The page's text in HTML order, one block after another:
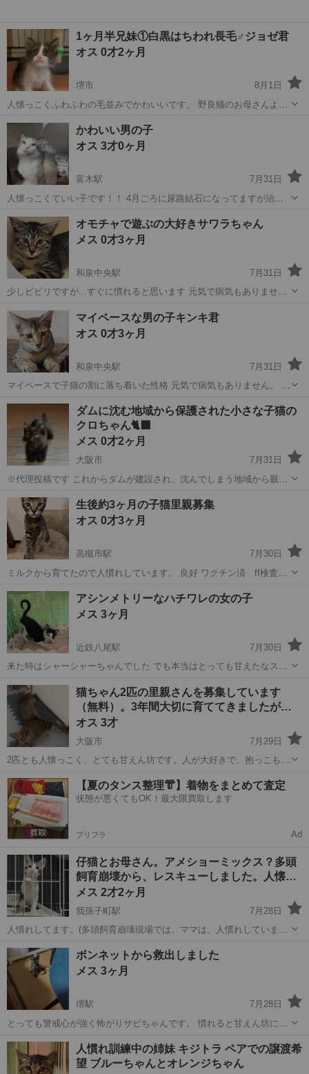
1ヶ月半兄妹①白黒はちわれ長毛♂ジョゼ君
オス 0才2ヶ月
堺市
8月1日
人懐っこくふわふわの毛並みでかわいいです。 野良猫のお母さんより
ちゃんと同じお家希望です。 関係機関に届け出済、飼い主不在確認済
良好 駆虫済 検便済...
大阪 堺市 はちわれ
かわいい男の子
オス 3才0ヶ月
富木駅
7月31日
人懐っこくていい子です！！ 4月ごろに尿路結石になってますが治療
大阪 高石市 男の子
オモチャで遊ぶの大好きサワラちゃん
メス 0才3ヶ月
和泉中央駅
7月31日
少しビビリですが...すぐに慣れると思います 元気で病気もありませ
生虫等駆虫薬済み ※単身者の方、ご高齢の方は保証人となってくださ
る方が必要です 里...
大阪 和泉市 和泉中央駅 猫
マイペースな男の子キンキ君
オス 0才3ヶ月
和泉中央駅
7月31日
マイペースで子猫の割に落ち着いた性格 元気で病気もありません。 ウ
虫薬済み ※単身者の方、ご高齢の方は保証人となってくださる方が必
要です 里親希望者...
大阪 和泉市 和泉中央駅 猫 性格
ダムに沈む地域から保護された小さな子猫の
クロちゃん🐈‍⬛
メス 0才2ヶ月
大阪市
7月31日
※代理投稿です これからダムが建設され、沈んでしまう地域から親子
の猫ちゃんで、兄弟達の里親様は決まっているので、もし親子一緒に
お迎えいただける方がいらっしゃ...
大阪 大阪市 猫 クロちゃん
生後約3ヶ月の子猫里親募集
オス 0才3ヶ月
高槻市駅
7月30日
ミルクから育てたので人慣れしています。 良好 ワクチン済 ff検査
だける方 脱走対策していただける方 家まで連れて行...
大阪 高槻市 猫
アシンメトリーなハチワレの女の子
メス 3ヶ月
近鉄八尾駅
7月30日
来た時はシャーシャーちゃんでした でも本当はとっても甘えたなスリ
エイズ、白血病共に陰性 少食なので華奢ですが 健康状態は問題なく良
好です 8月8日古民家...
大阪 八尾市 近鉄八尾駅 猫 健康状態
猫ちゃん2匹の里親さんを募集しています
（無料）。3年間大切に育ててきましたが、
…
オス 3才
大阪市
7月29日
2匹とも人懐っこく、とても甘えん坊です。人が大好きで、抱っこもで
状態は良好です。食欲もあり、とても元気です。トイレも問題なくで
きます。1匹は去勢手術済み、もう...
大阪 大阪市
【夏のタンス整理👘】着物をまとめて査定
状態が悪くてもOK！最大限買取します
プリフラ Ad
仔猫とお母さん。アメショーミックス？多頭
飼育崩壊から、レスキューしました。人懐…
メス 2才2ヶ月
我孫子町駅
7月28日
人慣れしてます。(多頭飼育崩壊現場では、ママは、人慣れしていませ
接種済 ウイルス検査共に陰性 駆虫済 避妊手術済 ワクチン接種.避妊手
術...
大阪 大阪市 我孫子町駅 猫 ワクチン
ボンネットから救出しました
メス 3ヶ月
堺駅
7月28日
とっても警戒心が強く怖がりサビちゃんです。 慣れると甘えん坊にな
血病陰性 生涯室内飼いで脱走防止に努められる方。 家族同様に可愛い
がって頂ける方。 家族...
大阪 堺市 堺駅 猫
人慣れ訓練中の姉妹 キジトラ ペアでの譲渡希
望 ブルーちゃんとオレンジちゃん